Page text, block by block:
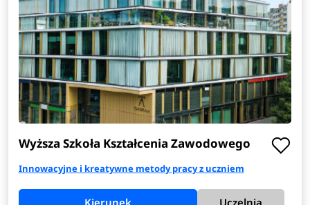
Wyższa Szkoła Kształcenia Zawodowego
Innowacyjne i kreatywne metody pracy z uczniem
Kierunek Uczelnia